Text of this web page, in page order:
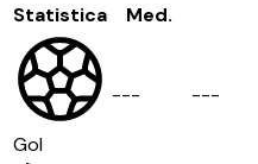
Statistica Med.
Gol
--- ---